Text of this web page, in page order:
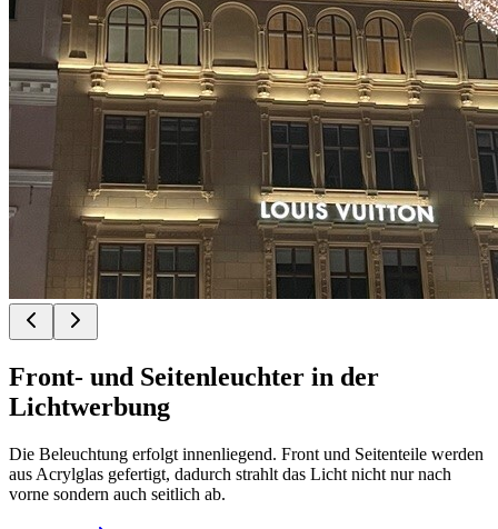
Front- und Seitenleuchter in der
Lichtwerbung
Die Beleuchtung erfolgt innenliegend. Front und Seitenteile werden
aus Acrylglas gefertigt, dadurch strahlt das Licht nicht nur nach
vorne sondern auch seitlich ab.